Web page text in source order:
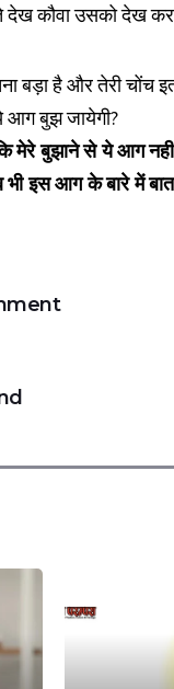
देख कौवा उसको देख
बड़ा है और तेरी चोंच
आग बुझ जायेगी?
मेरे बुझाने से ये आग
इस आग के बारे में बात